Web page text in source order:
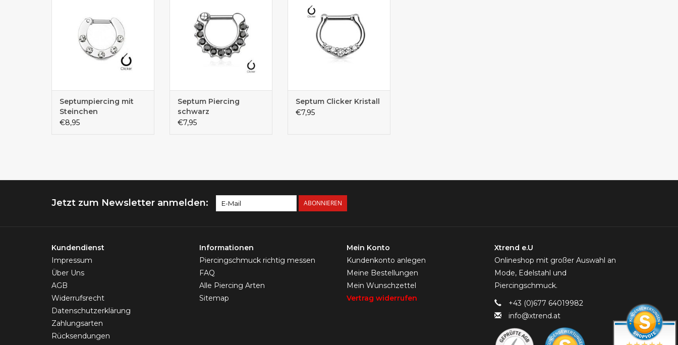
Septumpiercing mit
Steinchen
€8,95
Septum Piercing
schwarz
€7,95
Septum Clicker Kristall
€7,95
Jetzt zum Newsletter anmelden: ABONNIEREN
Kundendienst
Impressum
Über Uns
AGB
Widerrufsrecht
Datenschutzerklärung
Zahlungsarten
Rücksendungen
Informationen
Piercingschmuck richtig messen
FAQ
Alle Piercing Arten
Sitemap
Mein Konto
Kundenkonto anlegen
Meine Bestellungen
Mein Wunschzettel
Vertrag widerrufen
Xtrend e.U
Onlineshop mit großer Auswahl an
Mode, Edelstahl und
Piercingschmuck.
+43 (0)677 64019982
info@xtrend.at